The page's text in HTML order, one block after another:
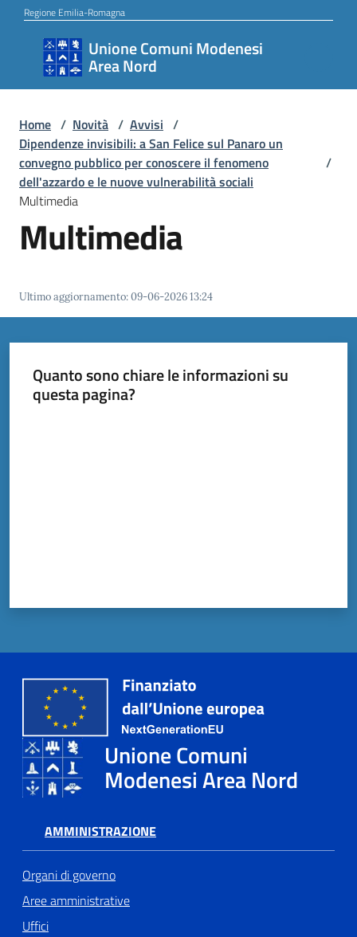
Vai al contenuto
Vai alla navigazione
Vai al footer
Regione Emilia-Romagna
Unione Comuni Modenesi
Area Nord
Unione
Comuni
Area
Nord
Amministrazione
Servizi
Tutti
per
TERRA
Tutti
gli
argomenti...
su
Home / Novità / Avvisi /
Dipendenze invisibili: a San Felice sul Panaro un
convegno pubblico per conoscere il fenomeno
dell'azzardo e le nuove vulnerabilità sociali
/
Multimedia
Multimedia
Ultimo aggiornamento:09-06-2026 13:24
Quanto sono chiare le informazioni su
questa pagina?
Unione Comuni
Modenesi Area Nord
AMMINISTRAZIONE
Organi di governo
Aree amministrative
Uffici